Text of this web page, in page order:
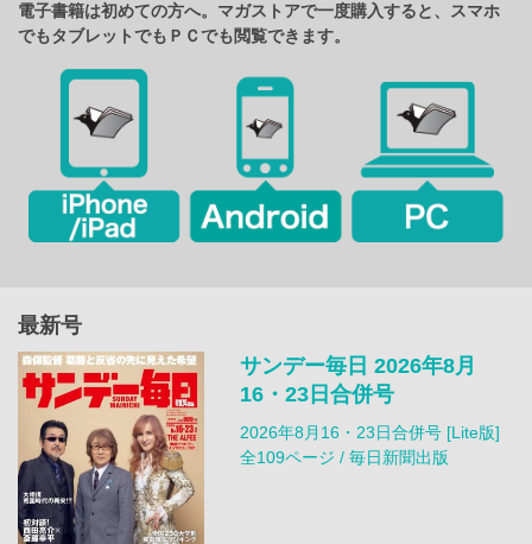
電子書籍は初めての方へ。マガストアで一度購入すると、スマホ
でもタブレットでもＰＣでも閲覧できます。
最新号
サンデー毎日 2026年8月
16・23日合併号
2026年8月16・23日合併号 [Lite版]
全109ページ / 毎日新聞出版